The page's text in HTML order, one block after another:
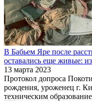
В Бабьем Яре после
оставались еще живые:
13 марта 2023
Протокол допроса
рождения, уроженец г.
техническим